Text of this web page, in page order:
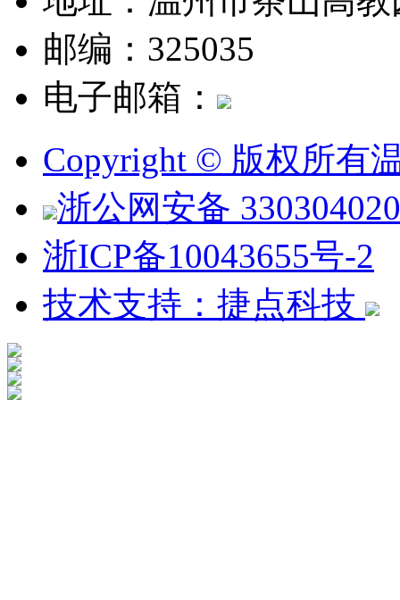
邮编：325035
电子邮箱：
Copyright © 版权所有
浙公网安备
浙ICP备10043655号-2
技术支持：捷点科技